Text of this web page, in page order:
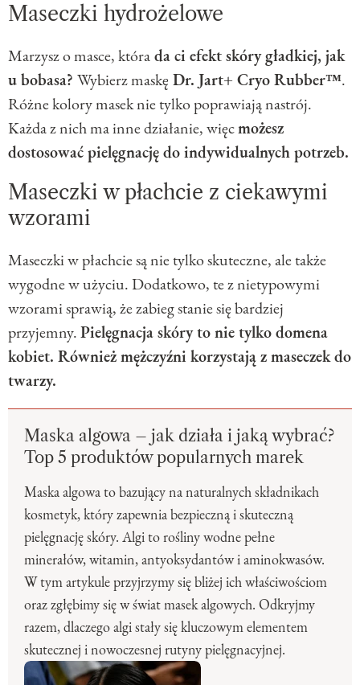
Maseczki hydrożelowe
Marzysz o masce, którada ci efekt skóry gładkiej, jak
u bobasa? Wybierz maskęDr. Jart+ Cryo Rubber™.
Różne kolory masek nie tylko poprawiają nastrój.
Każda z nich ma inne działanie, więcmożesz
dostosować pielęgnację do indywidualnych potrzeb.
Maseczki w płachcie z ciekawymi
wzorami
Maseczki w płachcie są nie tylko skuteczne, ale także
wygodne w użyciu. Dodatkowo, te z nietypowymi
wzorami sprawią, że zabieg stanie się bardziej
przyjemny.Pielęgnacja skóry to nie tylko domena
kobiet. Również mężczyźni korzystają z maseczek do
twarzy.
Maska algowa – jak działa i jaką wybrać?
Top 5 produktów popularnych marek
Maska algowa to bazujący na naturalnych składnikach
kosmetyk, który zapewnia bezpieczną i skuteczną
pielęgnację skóry. Algi to rośliny wodne pełne
minerałów, witamin, antyoksydantów i aminokwasów.
W tym artykule przyjrzymy się bliżej ich właściwościom
oraz zgłębimy się w świat masek algowych. Odkryjmy
razem, dlaczego algi stały się kluczowym elementem
skutecznej i nowoczesnej rutyny pielęgnacyjnej.